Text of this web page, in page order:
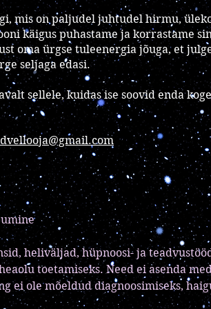
mis on paljudel juhtudel hirmu,
käigus puhastame ja korrastame
oma ürgse tuleenergia jõuga, et
seljaga edasi.
sellele, kuidas ise soovid enda
heliväljad, hüpnoosi- ja
toetamiseks. Need ei asenda
ei ole mõeldud diagnoosimiseks,